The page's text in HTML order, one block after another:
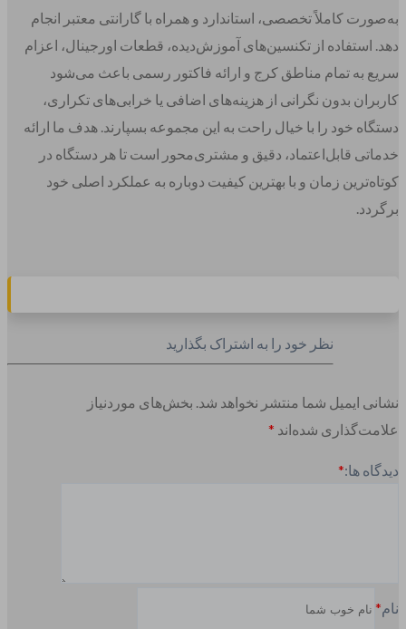
به‌صورت کاملاً تخصصی، استاندارد و همراه با گارانتی معتبر انجام
دهد. استفاده از تکنسین‌های آموزش‌دیده، قطعات اورجینال، اعزام
سریع به تمام مناطق کرج و ارائه فاکتور رسمی باعث می‌شود
کاربران بدون نگرانی از هزینه‌های اضافی یا خرابی‌های تکراری،
دستگاه خود را با خیال راحت به این مجموعه بسپارند. هدف ما ارائه
خدماتی قابل‌اعتماد، دقیق و مشتری‌محور است تا هر دستگاه در
کوتاه‌ترین زمان و با بهترین کیفیت دوباره به عملکرد اصلی خود
برگردد.
نظر خود را به اشتراک بگذارید
نشانی ایمیل شما منتشر نخواهد شد. بخش‌های موردنیاز
علامت‌گذاری شده‌اند *
دیدگاه ها:*
نام*